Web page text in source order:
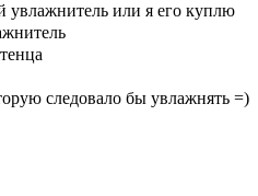
увлажнитель или я его куплю
следовало бы увлажнять =)